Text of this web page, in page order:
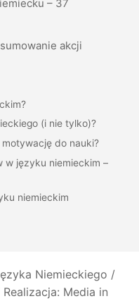
– 37
akcji
(i nie tylko)?
do nauki?
w języku niemieckim –
niemieckim
Niemieckiego /
Media in